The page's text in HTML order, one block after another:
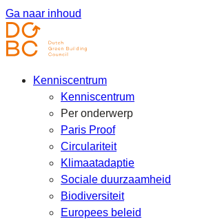
Ga naar inhoud
Kenniscentrum
Kenniscentrum
Per onderwerp
Paris Proof
Circulariteit
Klimaatadaptie
Sociale duurzaamheid
Biodiversiteit
Europees beleid